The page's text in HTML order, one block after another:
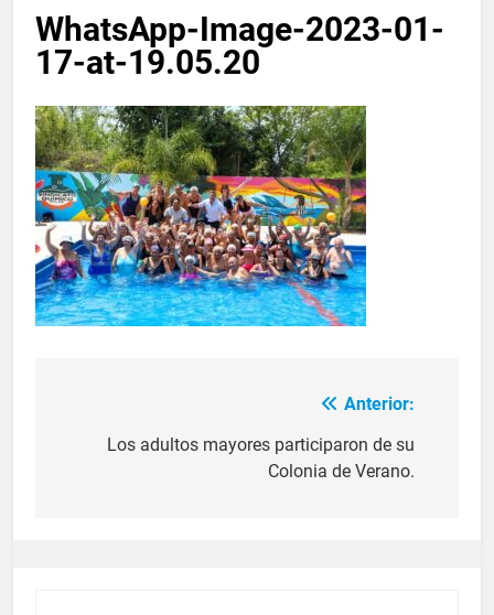
WhatsApp-Image-2023-01-
17-at-19.05.20
Anterior:
Los adultos mayores participaron de su
Colonia de Verano.